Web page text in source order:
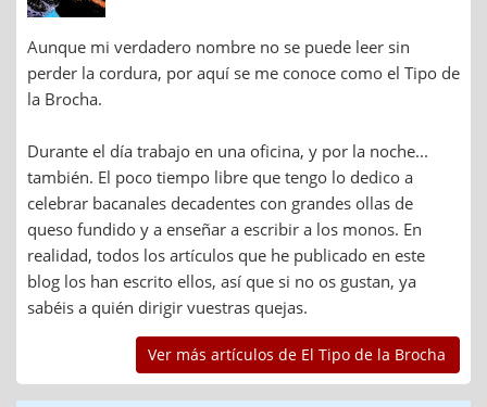
Aunque mi verdadero nombre no se puede leer sin
perder la cordura, por aquí se me conoce como el Tipo de
la Brocha.
Durante el día trabajo en una oficina, y por la noche...
también. El poco tiempo libre que tengo lo dedico a
celebrar bacanales decadentes con grandes ollas de
queso fundido y a enseñar a escribir a los monos. En
realidad, todos los artículos que he publicado en este
blog los han escrito ellos, así que si no os gustan, ya
sabéis a quién dirigir vuestras quejas.
Ver más artículos de El Tipo de la Brocha